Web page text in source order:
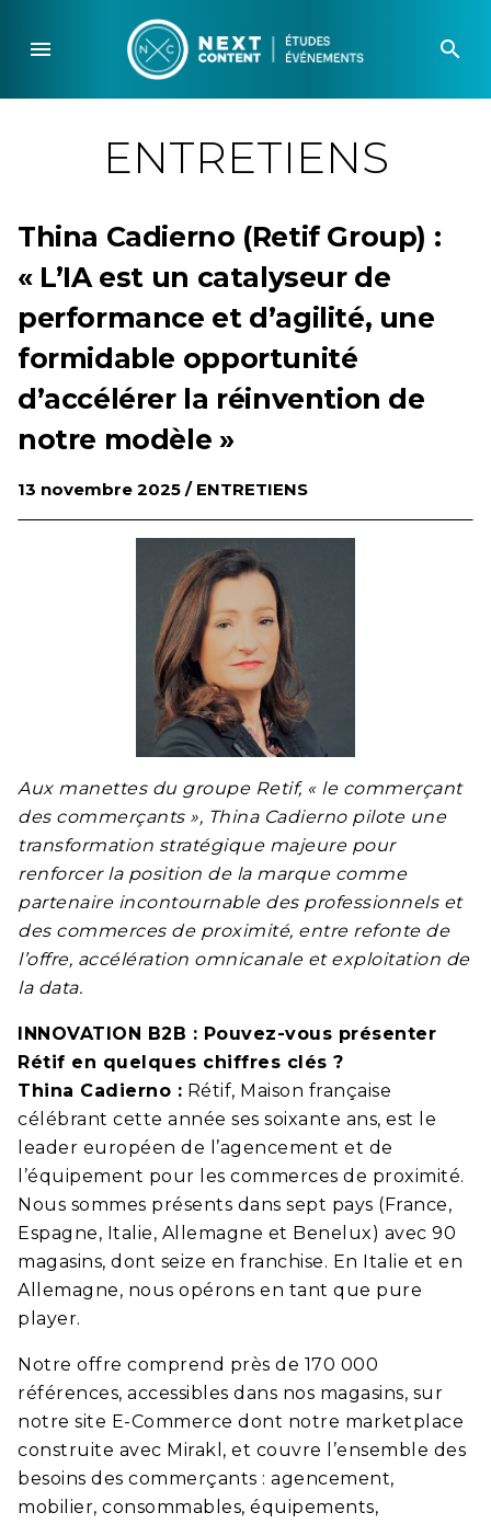
content
menu search
ENTRETIENS
Thina Cadierno (Retif Group) :
« L’IA est un catalyseur de
performance et d’agilité, une
formidable opportunité
d’accélérer la réinvention de
notre modèle »
13 novembre 2025 / ENTRETIENS
Aux manettes du groupe Retif, « le commerçant
des commerçants », Thina Cadierno pilote une
transformation stratégique majeure pour
renforcer la position de la marque comme
partenaire incontournable des professionnels et
des commerces de proximité, entre refonte de
l’offre, accélération omnicanale et exploitation de
la data.
INNOVATION B2B : Pouvez-vous présenter
Rétif en quelques chiffres clés ?
Thina Cadierno : Rétif, Maison française
célébrant cette année ses soixante ans, est le
leader européen de l’agencement et de
l’équipement pour les commerces de proximité.
Nous sommes présents dans sept pays (France,
Espagne, Italie, Allemagne et Benelux) avec 90
magasins, dont seize en franchise. En Italie et en
Allemagne, nous opérons en tant que pure
player.
Notre offre comprend près de 170 000
références, accessibles dans nos magasins, sur
notre site E-Commerce dont notre marketplace
construite avec Mirakl, et couvre l’ensemble des
besoins des commerçants : agencement,
mobilier, consommables, équipements,